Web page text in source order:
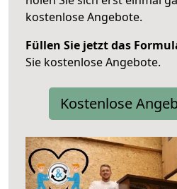
kostenlose Angebote.
Füllen Sie jetzt das
Sie kostenlose Angebote.
Kostenlose